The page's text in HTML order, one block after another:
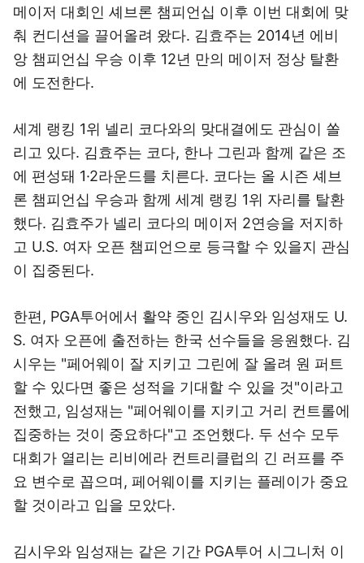
메이저 대회인 셰브론 챔피언십 이후 이번 대회에 맞
춰 컨디션을 끌어올려 왔다. 김효주는 2014년 에비
앙 챔피언십 우승 이후 12년 만의 메이저 정상 탈환
에 도전한다.
세계 랭킹 1위 넬리 코다와의 맞대결에도 관심이 쏠
리고 있다. 김효주는 코다, 한나 그린과 함께 같은 조
에 편성돼 1·2라운드를 치른다. 코다는 올 시즌 셰브
론 챔피언십 우승과 함께 세계 랭킹 1위 자리를 탈환
했다. 김효주가 넬리 코다의 메이저 2연승을 저지하
고 U.S. 여자 오픈 챔피언으로 등극할 수 있을지 관심
이 집중된다.
한편, PGA투어에서 활약 중인 김시우와 임성재도 U.
S. 여자 오픈에 출전하는 한국 선수들을 응원했다. 김
시우는 "페어웨이 잘 지키고 그린에 잘 올려 원 퍼트
할 수 있다면 좋은 성적을 기대할 수 있을 것"이라고
전했고, 임성재는 "페어웨이를 지키고 거리 컨트롤에
집중하는 것이 중요하다"고 조언했다. 두 선수 모두
대회가 열리는 리비에라 컨트리클럽의 긴 러프를 주
요 변수로 꼽으며, 페어웨이를 지키는 플레이가 중요
할 것이라고 입을 모았다.
김시우와 임성재는 같은 기간 PGA투어 시그니처 이